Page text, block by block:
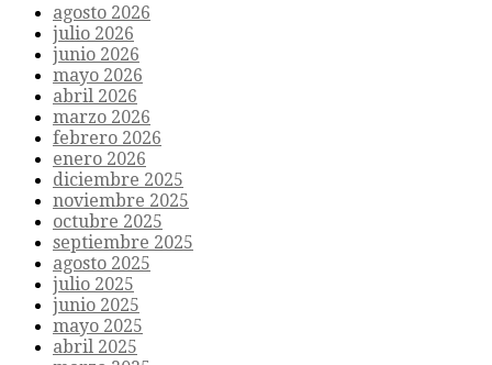
agosto 2026
julio 2026
junio 2026
mayo 2026
abril 2026
marzo 2026
febrero 2026
enero 2026
diciembre 2025
noviembre 2025
octubre 2025
septiembre 2025
agosto 2025
julio 2025
junio 2025
mayo 2025
abril 2025